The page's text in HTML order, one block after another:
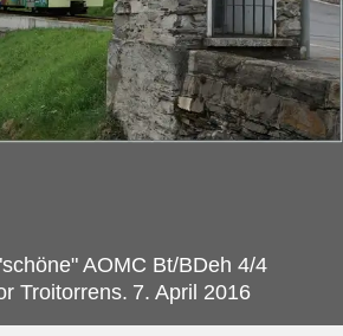
AOMC Bt/BDeh 4/4
Troitorrens. 7. April 2016